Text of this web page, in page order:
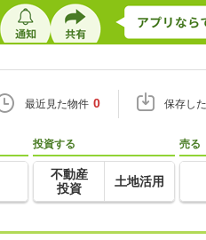
最近見た物件 0 保存し
投資する
不動産
投資
土地活用
売る